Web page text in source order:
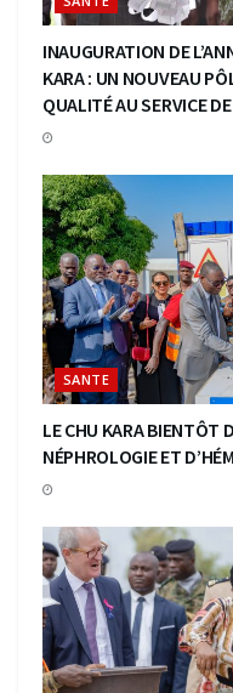
INAUGURATION DE
KARA : UN NOUVEAU
QUALITÉ AU SERVICE
SANTE
LE CHU KARA BIENTÔT
NÉPHROLOGIE ET